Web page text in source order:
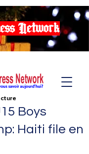
Network
Boys
Haiti file en